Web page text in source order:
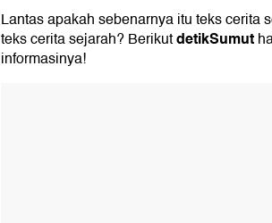
Kumpulan Contoh Teks Cerita
Berbagai Tema: Pribadi hingga
Lantas apakah sebenarnya itu teks cerita
teks cerita sejarah? BerikutdetikSumut
informasinya!